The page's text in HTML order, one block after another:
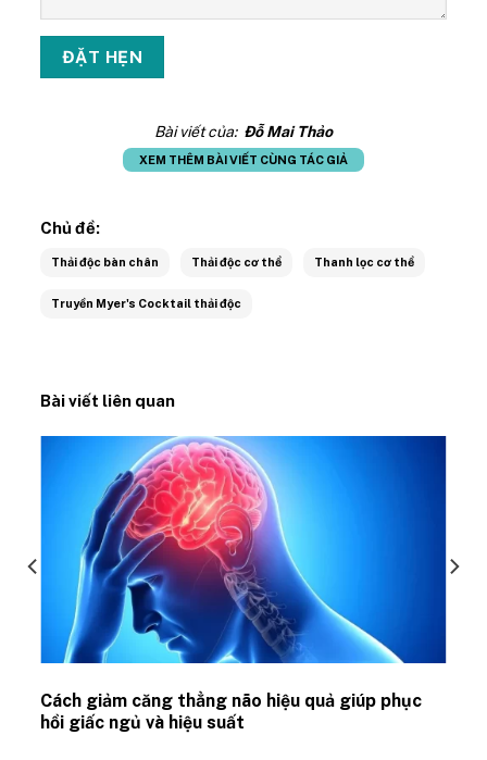
Bài viết của: Đỗ Mai Thảo
XEM THÊM BÀI VIẾT CÙNG TÁC GIẢ
Chủ đề:
Thải độc bàn chân Thải độc cơ thể Thanh lọc cơ thể
Truyền Myer's Cocktail thải độc
Bài viết liên quan
Cách giảm căng thẳng não hiệu quả giúp phục
hồi giấc ngủ và hiệu suất